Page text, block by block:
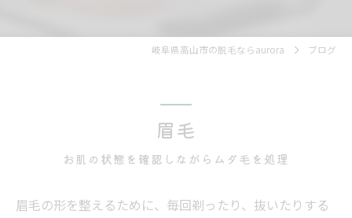
岐阜県高山市の脱毛ならaurora ブログ
眉毛
お肌の状態を確認しながらムダ毛を処理
眉毛の形を整えるために、毎回剃ったり、抜いたりする